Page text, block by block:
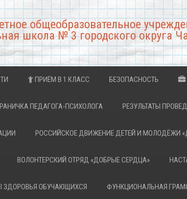
общеобразовательное
школа № 3 городского округа
ПРИЁМ В 1 КЛАСС БЕЗОПАСНОСТЬ
ПЕДАГОГА-ПСИХОЛОГА РЕЗУЛЬТАТЫ
РОССИЙСКОЕ ДВИЖЕНИЕ ДЕТЕЙ И МОЛОДЁЖИ
ВОЛОНТЕРСКИЙ ОТРЯД «ДОБРЫЕ СЕРДЦА»
ЗДОРОВЬЯ ОБУЧАЮЩИХСЯ ФУНКЦИОНАЛЬНАЯ